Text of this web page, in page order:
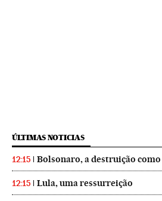
ÚLTIMAS NOTICIAS
12:15 Bolsonaro, a destruição
12:15 Lula, uma ressurreição